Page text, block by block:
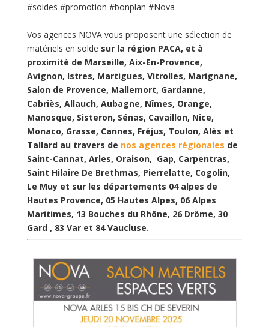
#soldes #promotion #bonplan #Nova
Vos agences NOVA vous proposent une sélection de
matériels en solde sur la région PACA, et à
proximité de Marseille, Aix-En-Provence,
Avignon, Istres, Martigues, Vitrolles, Marignane,
Salon de Provence, Mallemort, Gardanne,
Cabriès, Allauch, Aubagne, Nîmes, Orange,
Manosque, Sisteron, Sénas, Cavaillon, Nice,
Monaco, Grasse, Cannes, Fréjus, Toulon, Alès et
Tallard au travers de nos agences régionales de
Saint-Cannat, Arles, Oraison, Gap, Carpentras,
Saint Hilaire De Brethmas, Pierrelatte, Cogolin,
Le Muy et sur les départements 04 alpes de
Hautes Provence, 05 Hautes Alpes, 06 Alpes
Maritimes, 13 Bouches du Rhône, 26 Drôme, 30
Gard , 83 Var et 84 Vaucluse.